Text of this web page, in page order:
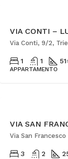
Via Conti, 9/2,
1 1 51
APPARTAMENTO
Via San
3 2